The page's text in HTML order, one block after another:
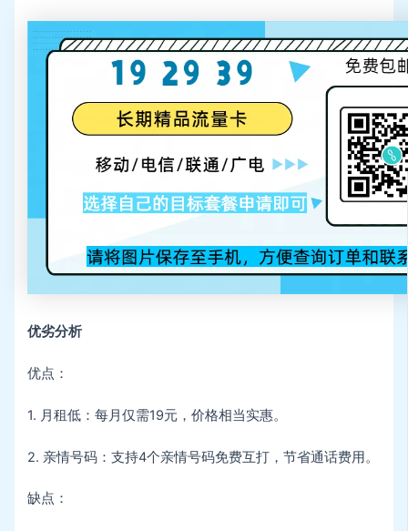
优劣分析
优点：
1. 月租低：每月仅需19元，价格相当实惠。
2. 亲情号码：支持4个亲情号码免费互打，节省通话费用。
缺点：